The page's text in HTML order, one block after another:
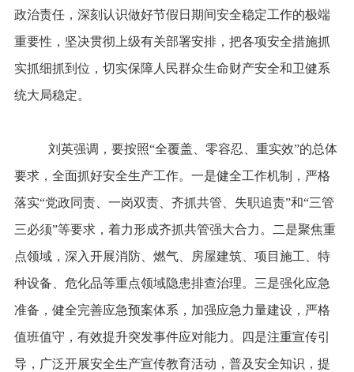
政治责任，深刻认识做好节假日期间安全稳定工作的极端
重要性，坚决贯彻上级有关部署安排，把各项安全措施抓
实抓细抓到位，切实保障人民群众生命财产安全和卫健系
统大局稳定。
刘英强调，要按照“全覆盖、零容忍、重实效”的总体
要求，全面抓好安全生产工作。一是健全工作机制，严格
落实“党政同责、一岗双责、齐抓共管、失职追责”和“三管
三必须”等要求，着力形成齐抓共管强大合力。二是聚焦重
点领域，深入开展消防、燃气、房屋建筑、项目施工、特
种设备、危化品等重点领域隐患排查治理。三是强化应急
准备，健全完善应急预案体系，加强应急力量建设，严格
值班值守，有效提升突发事件应对能力。四是注重宣传引
导，广泛开展安全生产宣传教育活动，普及安全知识，提